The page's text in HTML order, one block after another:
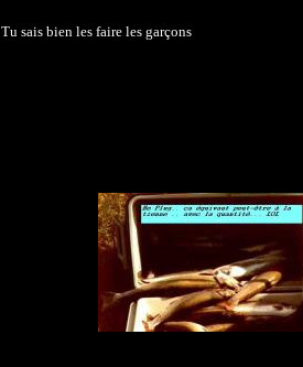
Tu sais bien les faire les garçons